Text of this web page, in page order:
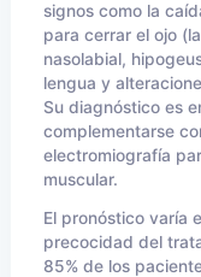
signos como la
para cerrar el ojo
nasolabial,
lengua y
Su diagnóstico es
complementarse
electromiografía
muscular.
El pronóstico varía
precocidad del
85% de los